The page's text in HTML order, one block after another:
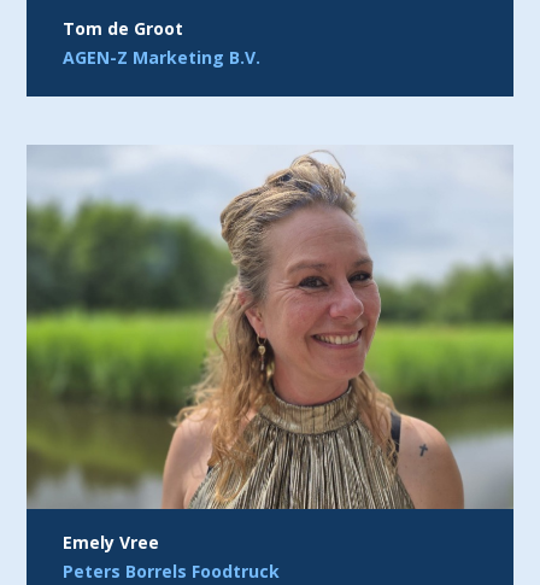
Tom de Groot
AGEN-Z Marketing B.V.
Emely Vree
Peters Borrels Foodtruck